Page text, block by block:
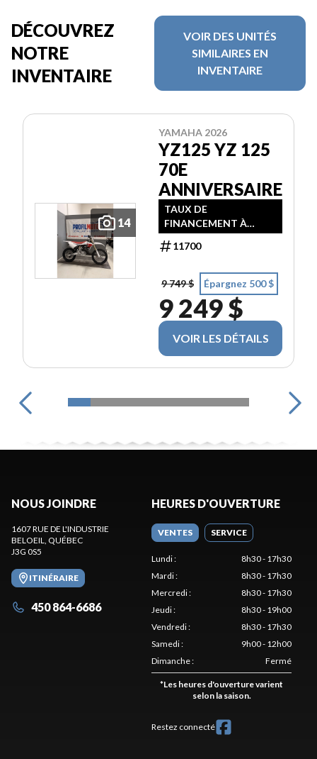
DÉCOUVREZ
NOTRE
INVENTAIRE
VOIR DES UNITÉS
SIMILAIRES EN
INVENTAIRE
14
YAMAHA 2026
YZ125 YZ 125
70E
ANNIVERSAIRE
TAUX DE
FINANCEMENT À
PARTIR DE 3,99% / 24
MOIS
11700
9 749 $ Épargnez 500 $
9 249 $
VOIR LES DÉTAILS
NOUS JOINDRE
1607 RUE DE L'INDUSTRIE
BELOEIL, QUÉBEC
J3G 0S5
ITINÉRAIRE
450 864-6686
HEURES D'OUVERTURE
VENTES SERVICE
Lundi:
8h30 - 17h30
Mardi:
8h30 - 17h30
Mercredi:
8h30 - 17h30
Jeudi:
8h30 - 19h00
Vendredi:
8h30 - 17h30
Samedi:
9h00 - 12h00
Dimanche: Fermé
*Les heures d'ouverture varient
selon la saison.
Restez connecté